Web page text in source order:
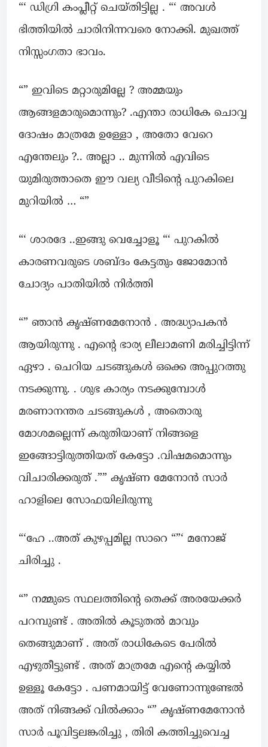
“‘ ഡിഗ്രി കംപ്ലീറ്റ് ചെയ്തിട്ടില്ല . “‘ അവൾ
ഭിത്തിയിൽ ചാരിനിന്നവരെ നോക്കി. മുഖത്ത്
നിസ്സംഗതാ ഭാവം.
“” ഇവിടെ മറ്റാരുമില്ലേ ? അമ്മയും
ആങ്ങളമാരുമൊന്നും? .എന്താ രാധികേ ചൊവ്വ
ദോഷം മാത്രമേ ഉള്ളോ , അതോ വേറെ
എന്തേലും ?.. അല്ലാ .. മുന്നിൽ എവിടെ
യുമിരുത്താതെ ഈ വല്യ വീടിന്റെ പുറകിലെ
മുറിയിൽ … “”
“‘ ശാരദേ ..ഇങ്ങു വെച്ചോളൂ “‘ പുറകിൽ
കാരണവരുടെ ശബ്ദം കേട്ടതും ജോമോൻ
ചോദ്യം പാതിയിൽ നിർത്തി
“” ഞാൻ കൃഷ്ണമേനോൻ . അദ്ധ്യാപകൻ
ആയിരുന്നു . എന്റെ ഭാര്യ ലീലാമണി മരിച്ചിട്ടിന്ന്
ഏഴാ . ചെറിയ ചടങ്ങുകൾ ഒക്കെ അപ്പുറത്തു
നടക്കുന്നു. . ശുഭ കാര്യം നടക്കുമ്പോൾ
മരണാനന്തര ചടങ്ങുകൾ , അതൊരു
മോശമല്ലെന്ന് കരുതിയാണ് നിങ്ങളെ
ഇങ്ങോട്ടിരുത്തിയത് കേട്ടോ .വിഷമമൊന്നും
വിചാരിക്കരുത് .”” കൃഷ്ണ മേനോൻ സാർ
ഹാളിലെ സോഫയിലിരുന്നു
“‘ഹേ ..അത് കുഴപ്പമില്ല സാറെ “”‘ മനോജ്
ചിരിച്ചു .
“” നമ്മുടെ സ്ഥലത്തിന്റെ തെക്ക് അരയേക്കർ
പറമ്പുണ്ട് . അതിൽ കൂടുതൽ മാവും
തെങ്ങുമാണ് . അത് രാധികേടെ പേരിൽ
എഴുതീട്ടുണ്ട് . അത് മാത്രമേ എന്റെ കയ്യിൽ
ഉള്ളൂ കേട്ടോ . പണമായിട്ട് വേണോന്നുണ്ടേൽ
അത് നിങ്ങക്ക് വിൽക്കാം “” കൃഷ്ണമേനോൻ
സാർ പൂവിട്ടലങ്കരിച്ചു , തിരി കത്തിച്ചുവെച്ച